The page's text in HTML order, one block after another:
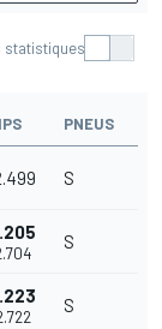
statistiques
PNEUS
S
S
S